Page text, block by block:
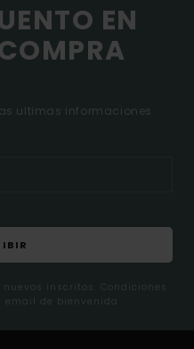
EN
ultimas informaciones
inscritos. Condiciones
email de bienvenida